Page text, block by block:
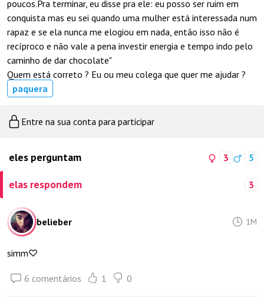
poucos.Pra terminar, eu disse pra ele: eu posso ser ruim em
conquista mas eu sei quando uma mulher está interessada num
rapaz e se ela nunca me elogiou em nada, então isso não é
recíproco e não vale a pena investir energia e tempo indo pelo
caminho de dar chocolate"
Quem está correto ? Eu ou meu colega que quer me ajudar ?
paquera
Entre na sua conta para participar
eles perguntam 3 5
elas respondem 3
belieber 1M
simm♡
6 comentários 1 0